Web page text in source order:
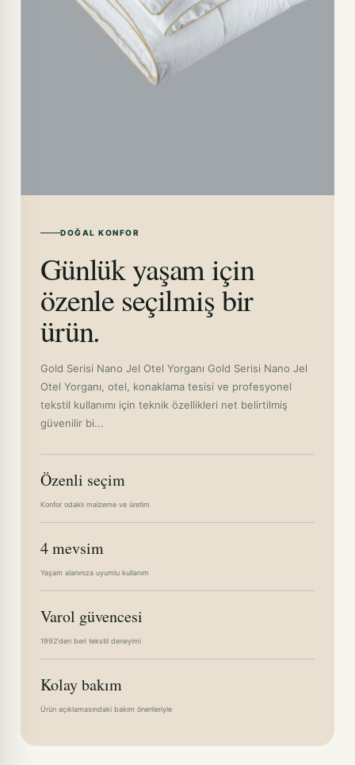
DOĞAL KONFOR
Günlük yaşam için
özenle seçilmiş bir
ürün.
Gold Serisi Nano Jel Otel Yorganı Gold Serisi Nano Jel
Otel Yorganı, otel, konaklama tesisi ve profesyonel
tekstil kullanımı için teknik özellikleri net belirtilmiş
güvenilir bi...
Özenli seçim
Konfor odaklı malzeme ve üretim
4 mevsim
Yaşam alanınıza uyumlu kullanım
Varol güvencesi
1992'den beri tekstil deneyimi
Kolay bakım
Ürün açıklamasındaki bakım önerileriyle